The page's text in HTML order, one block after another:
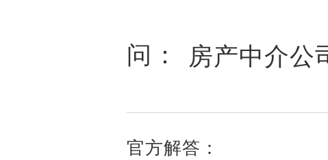
问： 房产中介公
官方解答：